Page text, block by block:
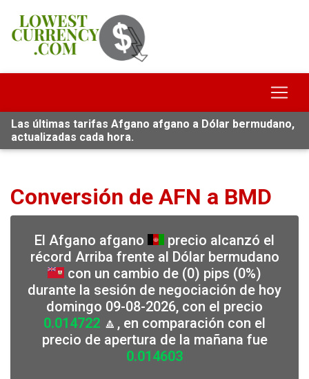
Las últimas tarifas Afgano afgano a Dólar bermudano,
actualizadas cada hora.
Conversión de AFN a BMD
El Afgano afgano
precio alcanzó el
récord Arriba frente al Dólar bermudano
con un cambio de (0) pips (0%)
durante la sesión de negociación de hoy
domingo 09-08-2026, con el precio
0.014722 🔼, en comparación con el
precio de apertura de la mañana fue
0.014603